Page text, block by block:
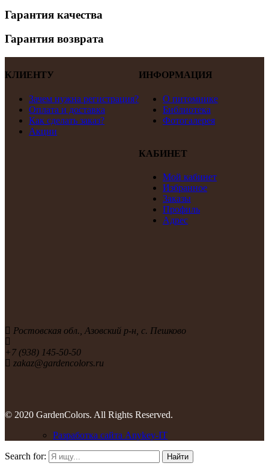
Гарантия качества
Гарантия возврата
КЛИЕНТУ
Зачем нужна регистрация?
Оплата и доставка
Как сделать заказ?
Акции
ИНФОРМАЦИЯ
О питомнике
Библиотека
Фотогалерея
КАБИНЕТ
Мой кабинет
Избранное
Заказы
Профиль
Адрес
Ростовская обл., Азовский р-н, с. Пешково
+7 (938) 145-50-50
zakaz@gardencolors.ru
© 2020 GardenColors. All Rights Reserved.
Разработка сайта Anykey-IT
Search for: Найти